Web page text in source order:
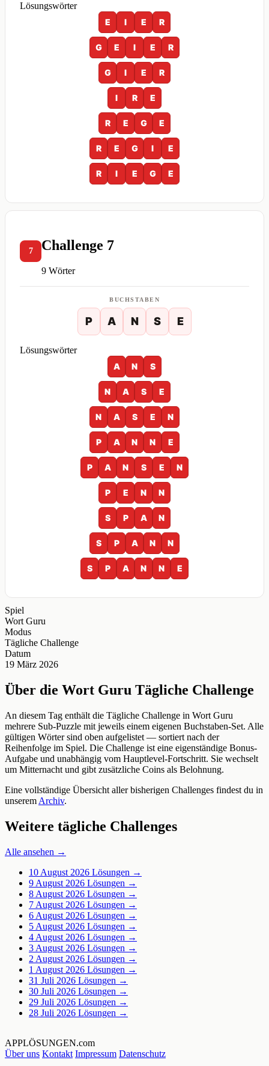
Lösungswörter
E
I E R
G E I E R
G I E R
I R E
R E G E
R E G I E
R I E G E
7 Challenge 7
9 Wörter
BUCHSTABEN
P A N S E
Lösungswörter
A
N S
N A S E
N A S E N
P A N N E
P A N S E N
P E N N
S P A N
S P A N N
S P A N N E
Spiel
Wort Guru
Modus
Tägliche Challenge
Datum
19 März 2026
Über die Wort Guru Tägliche Challenge
An diesem Tag enthält die Tägliche Challenge in Wort Guru
mehrere Sub-Puzzle mit jeweils einem eigenen Buchstaben-Set. Alle
gültigen Wörter sind oben aufgelistet — sortiert nach der
Reihenfolge im Spiel. Die Challenge ist eine eigenständige Bonus-
Aufgabe und unabhängig vom Hauptlevel-Fortschritt. Sie wechselt
um Mitternacht und gibt zusätzliche Coins als Belohnung.
Eine vollständige Übersicht aller bisherigen Challenges findest du in
unserem Archiv.
Weitere tägliche Challenges
Alle ansehen →
10 August 2026 Lösungen →
9 August 2026 Lösungen →
8 August 2026 Lösungen →
7 August 2026 Lösungen →
6 August 2026 Lösungen →
5 August 2026 Lösungen →
4 August 2026 Lösungen →
3 August 2026 Lösungen →
2 August 2026 Lösungen →
1 August 2026 Lösungen →
31 Juli 2026 Lösungen →
30 Juli 2026 Lösungen →
29 Juli 2026 Lösungen →
28 Juli 2026 Lösungen →
APPLÖSUNGEN.com
Über uns Kontakt Impressum Datenschutz